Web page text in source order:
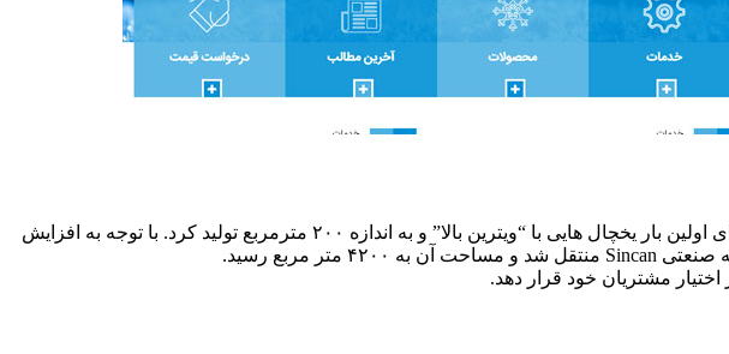
کارخانه دیکتاش در سال ۱۹۶۱ با فروش لوازم الکتریکی عمر کاری خود را آغاز نمود. در سال ۱۹۶۳ این کارخانه برای اولین بار یخچال هایی با “ویترین بالا” و به اندازه ۲۰۰ مترمربع تولید کرد. با توجه به افزایش